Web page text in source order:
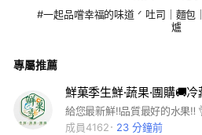
#一起品嚐幸福的味道 ᐟ‪‪ 吐司｜麵包｜橘白貓/•᷅‎•᷄\୭ 新鮮限量出
爐
專屬推薦
鮮菓季生鮮·蔬果·團購🚚
成員4162
23 分鐘前